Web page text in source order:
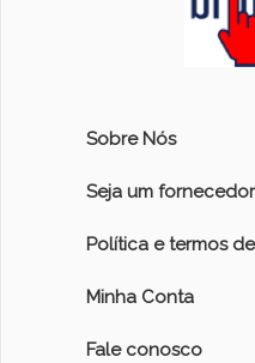
Sobre Nós
Seja um fornecedor
Política e termos
Minha Conta
Fale conosco